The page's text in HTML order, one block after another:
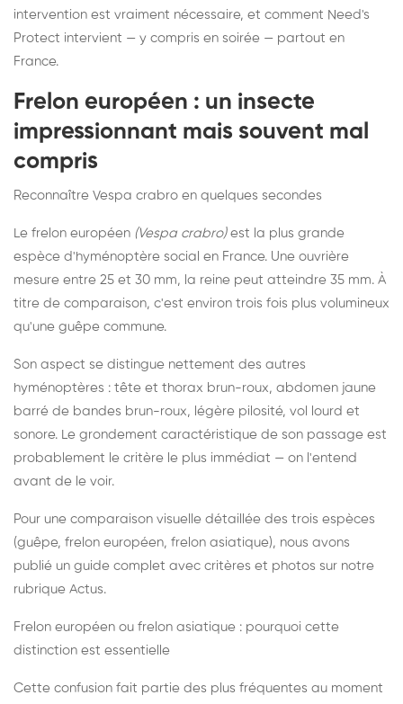
intervention est vraiment nécessaire, et comment Need's
Protect intervient — y compris en soirée — partout en
France.
Frelon européen : un insecte
impressionnant mais souvent mal
compris
Reconnaître Vespa crabro en quelques secondes
Le frelon européen (Vespa crabro)est la plus grande
espèce d'hyménoptère social en France. Une ouvrière
mesure entre 25 et 30 mm, la reine peut atteindre 35 mm. À
titre de comparaison, c'est environ trois fois plus volumineux
qu'une guêpe commune.
Son aspect se distingue nettement des autres
hyménoptères : tête et thorax brun-roux, abdomen jaune
barré de bandes brun-roux, légère pilosité, vol lourd et
sonore. Le grondement caractéristique de son passage est
probablement le critère le plus immédiat — on l'entend
avant de le voir.
Pour une comparaison visuelle détaillée des trois espèces
(guêpe, frelon européen, frelon asiatique), nous avons
publié un guide complet avec critères et photos sur notre
rubrique Actus.
Frelon européen ou frelon asiatique : pourquoi cette
distinction est essentielle
Cette confusion fait partie des plus fréquentes au moment